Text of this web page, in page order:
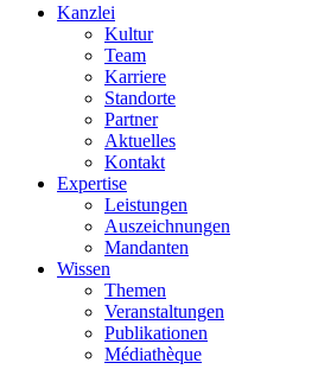
Kanzlei
Kultur
Team
Karriere
Standorte
Partner
Aktuelles
Kontakt
Expertise
Leistungen
Auszeichnungen
Mandanten
Wissen
Themen
Veranstaltungen
Publikationen
Médiathèque